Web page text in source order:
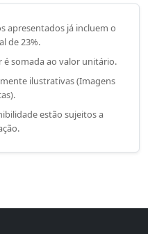
apresentados já incluem o
de 23%.
é somada ao valor unitário.
ilustrativas (Imagens
estão sujeitos a